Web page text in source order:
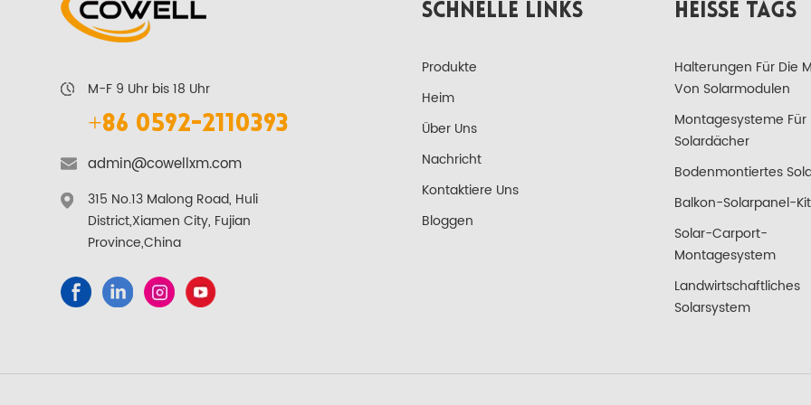
M-F 9 Uhr bis 18 Uhr
+86 0592-2110393
admin@cowellxm.com
315 No.13 Malong Road, Huli
District,Xiamen City, Fujian
Province,China
SCHNELLE LINKS
Produkte
Heim
Über Uns
Nachricht
Kontaktiere Uns
Bloggen
HEISSE TAGS
Halterungen Für Die
Von Solarmodulen
Montagesysteme Für
Solardächer
Bodenmontiertes
Balkon-Solarpanel-Kit
Solar-Carport-
Montagesystem
Landwirtschaftliches
Solarsystem